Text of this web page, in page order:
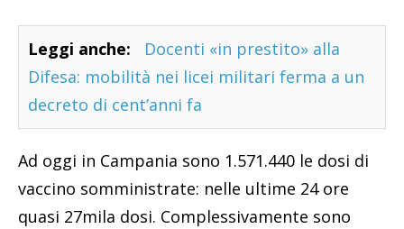
Leggi anche:
Docenti «in prestito» alla
Difesa: mobilità nei licei militari ferma a un
decreto di cent’anni fa
Ad oggi in Campania sono 1.571.440 le dosi di
vaccino somministrate: nelle ultime 24 ore
quasi 27mila dosi. Complessivamente sono